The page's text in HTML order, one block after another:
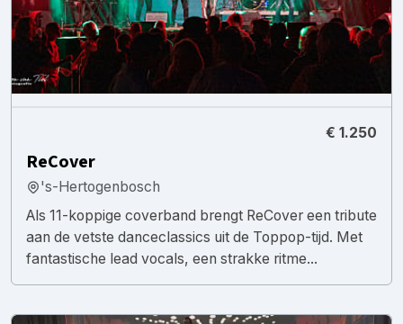
€ 1.250
ReCover
's-Hertogenbosch
Als 11-koppige coverband brengt ReCover een tribute
aan de vetste danceclassics uit de Toppop-tijd. Met
fantastische lead vocals, een strakke ritme...